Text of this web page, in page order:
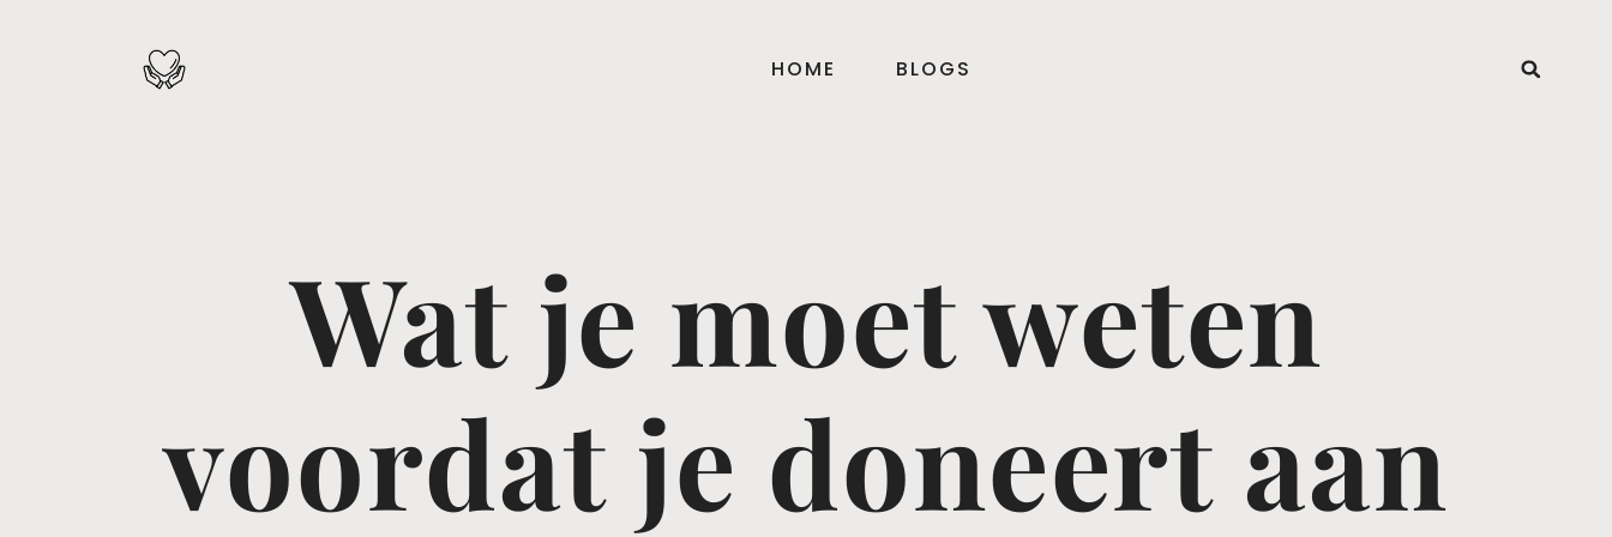
HOME BLOGS
Wat je moet weten
voordat je doneert aan